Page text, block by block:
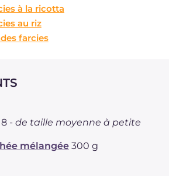
à la ricotta
au riz
farcies
8 - de taille moyenne à petite
mélangée 300 g